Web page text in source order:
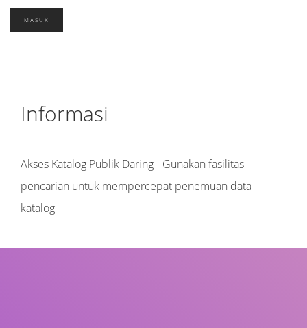
Informasi
Akses Katalog Publik Daring - Gunakan fasilitas
pencarian untuk mempercepat penemuan data
katalog